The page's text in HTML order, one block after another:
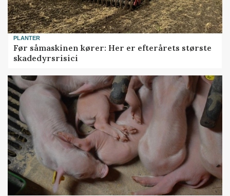
PLANTER
Før såmaskinen kører: Her er efterårets største
skadedyrsrisici